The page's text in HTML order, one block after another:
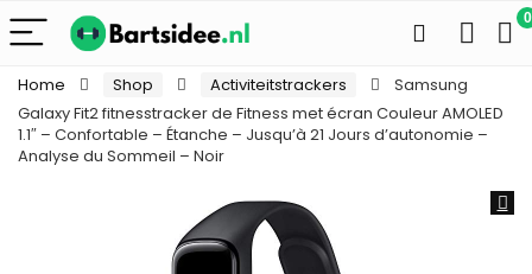
0
Home Shop Activiteitstrackers
Samsung
Galaxy Fit2 fitnesstracker de Fitness met écran Couleur AMOLED
1.1″ – Confortable – Étanche – Jusqu’à 21 Jours d’autonomie –
Analyse du Sommeil – Noir